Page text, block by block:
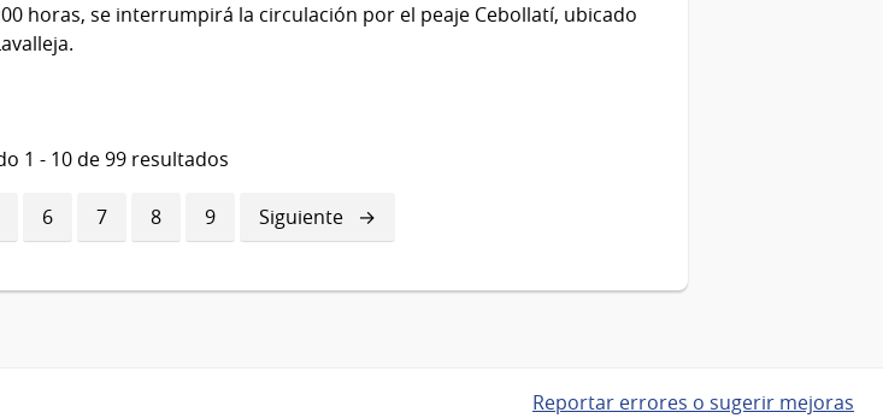
horas, se interrumpirá la circulación por el peaje Cebollatí, ubicado
1 - 10 de 99 resultados
Página
6 Página
7 Página
8 Página
9
Siguiente
página
Siguiente
Reportar errores o sugerir mejoras